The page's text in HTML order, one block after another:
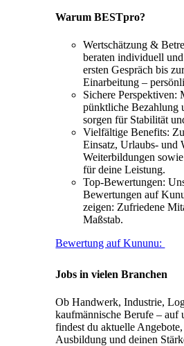
Warum BESTpro?
Wertschätzung &
beraten individuell
ersten Gespräch bis
Einarbeitung –
Sichere Perspektiven:
pünktliche Bezahlung
sorgen für Stabilität
Vielfältige Benefits:
Einsatz, Urlaubs- und
Weiterbildungen
für deine Leistung.
Top-Bewertungen:
Bewertungen auf
zeigen: Zufriedene
Maßstab.
Bewertung auf Kununu:
Jobs in vielen Branchen
Ob Handwerk, Industrie,
kaufmännische Berufe – auf
findest du aktuelle
Ausbildung und deinen